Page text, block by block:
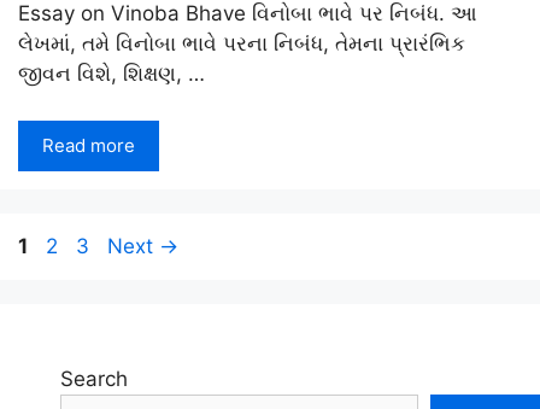
Essay on Vinoba Bhave વિનોબા ભાવે પર નિબંધ. આ
લેખમાં, તમે વિનોબા ભાવે પરના નિબંધ, તેમના પ્રારંભિક
જીવન વિશે, શિક્ષણ, …
Read more
Page
1 Page
2 Page
3 Next →
Search